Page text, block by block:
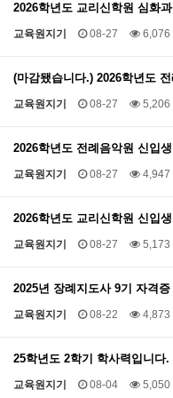
2026학년도 교리신학원 심화
교육원지기 08-27 6,076
(마감됐습니다.) 2026학년도
교육원지기 08-27 5,206
2026학년도 전례음악원 신입
교육원지기 08-27 4,947
2026학년도 교리신학원 신입
교육원지기 08-27 5,173
2025년 장례지도사 9기 자격
교육원지기 08-22 4,873
25학년도 2학기 학사력입니다.
교육원지기 08-04 5,050